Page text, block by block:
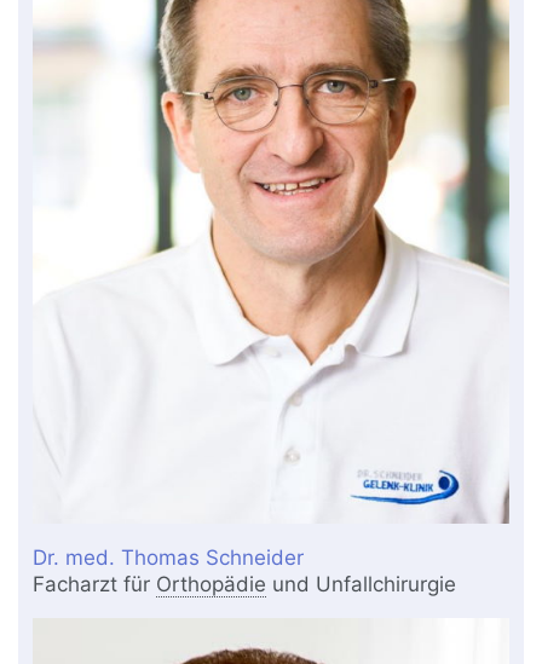
Dr. med. Thomas Schneider
Facharzt für Orthopädie und Unfallchirurgie